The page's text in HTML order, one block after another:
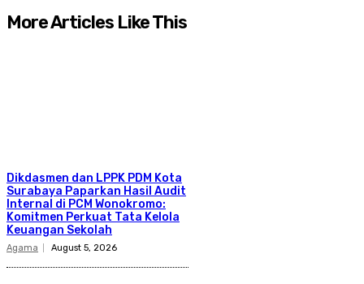
More Articles Like This
Dikdasmen dan LPPK PDM Kota
Surabaya Paparkan Hasil Audit
Internal di PCM Wonokromo:
Komitmen Perkuat Tata Kelola
Keuangan Sekolah
Agama August 5, 2026